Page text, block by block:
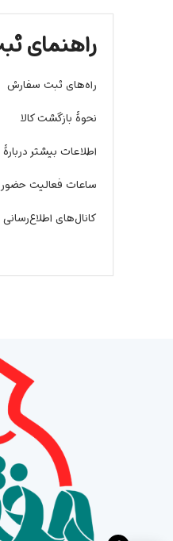
راهنمای
راه‌های ثبت سفارش
نحوۀ بازگشت کالا
اطلاعات بیشتر
ساعات فعالیت
کانال‌های